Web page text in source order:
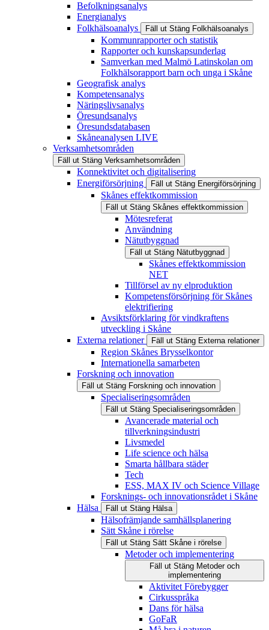
Befolkningsanalys
Energianalys
Folkhälsoanalys
Fäll ut Stäng Folkhälsoanalys
Kommunrapporter och statistik
Rapporter och kunskapsunderlag
Samverkan med Malmö Latinskolan om
Folkhälsorapport barn och unga i Skåne
Geografisk analys
Kompetensanalys
Näringslivsanalys
Öresundsanalys
Öresundsdatabasen
Skåneanalysen LIVE
Verksamhetsområden
Fäll ut Stäng Verksamhetsområden
Konnektivitet och digitalisering
Energiförsörjning
Fäll ut Stäng Energiförsörjning
Skånes effektkommission
Fäll ut Stäng Skånes effektkommission
Mötesreferat
Användning
Nätutbyggnad
Fäll ut Stäng Nätutbyggnad
Skånes effektkommission
NET
Tillförsel av ny elproduktion
Kompetensförsörjning för Skånes
elektrifiering
Avsiktsförklaring för vindkraftens
utveckling i Skåne
Externa relationer
Fäll ut Stäng Externa relationer
Region Skånes Brysselkontor
Internationella samarbeten
Forskning och innovation
Fäll ut Stäng Forskning och innovation
Specialiseringsområden
Fäll ut Stäng Specialiseringsområden
Avancerade material och
tillverkningsindustri
Livsmedel
Life science och hälsa
Smarta hållbara städer
Tech
ESS, MAX IV och Science Village
Forsknings- och innovationsrådet i Skåne
Hälsa
Fäll ut Stäng Hälsa
Hälsofrämjande samhällsplanering
Sätt Skåne i rörelse
Fäll ut Stäng Sätt Skåne i rörelse
Metoder och implementering
Fäll ut Stäng Metoder och
implementering
Aktivitet Förebygger
Cirkusspråka
Dans för hälsa
GoFaR